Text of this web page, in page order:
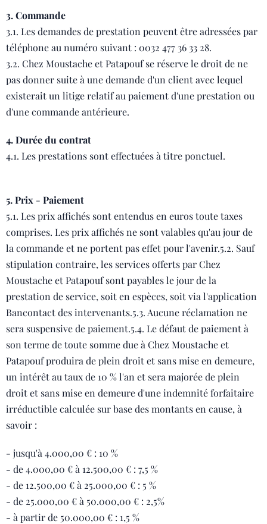
3. Commande
3.1. Les demandes de prestation peuvent être adressées par
téléphone au numéro suivant : 0032 477 36 33 28.
3.2. Chez Moustache et Patapouf se réserve le droit de ne
pas donner suite à une demande d'un client avec lequel
existerait un litige relatif au paiement d'une prestation ou
d'une commande antérieure.
4. Durée du contrat
4.1. Les prestations sont effectuées à titre ponctuel.
5. Prix - Paiement
5.1. Les prix affichés sont entendus en euros toute taxes
comprises. Les prix affichés ne sont valables qu'au jour de
la commande et ne portent pas effet pour l'avenir.5.2. Sauf
stipulation contraire, les services offerts par Chez
Moustache et Patapouf sont payables le jour de la
prestation de service, soit en espèces, soit via l'application
Bancontact des intervenants.5.3. Aucune réclamation ne
sera suspensive de paiement.5.4. Le défaut de paiement à
son terme de toute somme due à Chez Moustache et
Patapouf produira de plein droit et sans mise en demeure,
un intérêt au taux de 10 % l'an et sera majorée de plein
droit et sans mise en demeure d'une indemnité forfaitaire
irréductible calculée sur base des montants en cause, à
savoir :
- jusqu'à 4.000,00 € : 10 %
- de 4.000,00 € à 12.500,00 € : 7,5 %
- de 12.500,00 € à 25.000,00 € : 5 %
- de 25.000,00 € à 50.000,00 € : 2,5%
- à partir de 50.000,00 € : 1,5 %